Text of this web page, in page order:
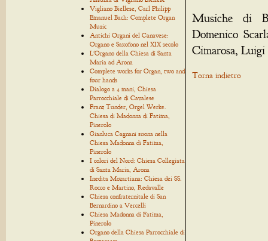
Vigliano Biellese, Carl Philipp
Emanuel Bach: Complete Organ
Music
Antichi Organi del Canavese:
Organo e Saxofono nel XIX secolo
L'Organo della Chiesa di Santa
Maria ad Arona
Complete works for Organ, two and
four hands
Dialogo a 4 mani, Chiesa
Parrocchiale di Cavalese
Franz Tunder, Orgel Werke.
Chiesa di Madonna di Fatima,
Pinerolo
Gianluca Cagnani suona nella
Chiesa Madonna di Fatima,
Pinerolo
I colori del Nord: Chiesa Collegiata
di Santa Maria, Arona
Inedita Mozartiana: Chiesa dei SS.
Rocco e Martino, Redavalle
Chiesa confraternitale di San
Bernardino a Vercelli
Chiesa Madonna di Fatima,
Pinerolo
Organo della Chiesa Parrocchiale di
Musiche di
Domenico
Cimarosa, Luigi
Torna indietro